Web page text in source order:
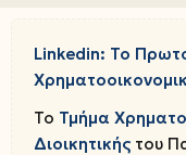
Linkedin: Το
Το Τμήμα
Διοικητικής του